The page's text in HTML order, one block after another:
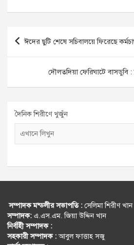
Post
navigation
ঈদের ছুটি শেষে সচিবালয়ে ফিরেছে
দৌলতদিয়া ফেরিঘাটে বাসডুবি
দৈনিক শিরীণে খুজুঁন
সম্পাদক মন্ডলীর সভাপতি : সেলিমা শিরীণ খান
সম্পাদক: এ.এস.এম. জিয়া উদ্দিন খান
নির্বহিী সম্পাদক :
সহকারী সম্পাদক :আবুল ফাত্তাহ সজু